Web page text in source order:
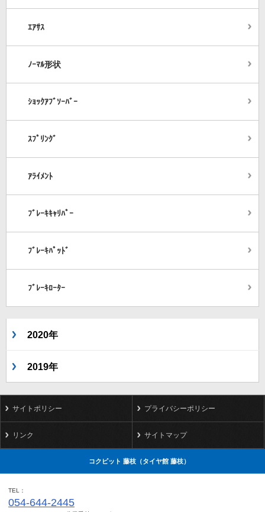
ｴｱｻｽ
ﾉｰﾏﾙ形状
ｼｮｯｸｱﾌﾞｿｰﾊﾞｰ
ｽﾌﾟﾘﾝｸﾞ
ｱﾗｲﾒﾝﾄ
ﾌﾞﾚｰｷｷｬﾘﾊﾟｰ
ﾌﾞﾚｰｷﾊﾟｯﾄﾞ
ﾌﾞﾚｰｷﾛｰﾀｰ
2020年
2019年
サイトポリシー プライバシーポリシー
リンク サイトマップ
コクピット 藤枝（タイヤ館 藤枝）
TEL
054-644-2445